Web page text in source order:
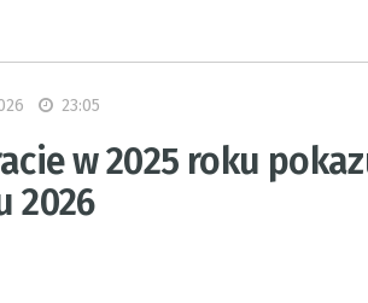
23:05
w 2025 roku
2026